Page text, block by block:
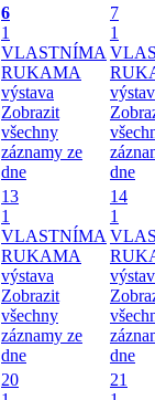
6
1
VLASTNÍMA
RUKAMA
výstava
Zobrazit
všechny
záznamy ze
dne
7
1
dne
13
1
VLASTNÍMA
RUKAMA
výstava
Zobrazit
všechny
záznamy ze
dne
14
1
dne
20
21